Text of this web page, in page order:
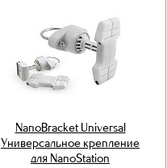
NanoBracket Universal
Универсальное крепление
для NanoStation